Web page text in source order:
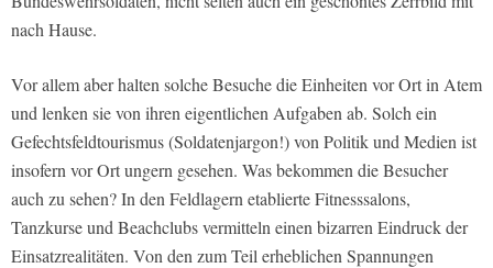
nach Hause.
Vor allem aber halten solche Besuche die Einheiten vor Ort in Atem
und lenken sie von ihren eigentlichen Aufgaben ab. Solch ein
Gefechtsfeldtourismus (Soldatenjargon!) von Politik und Medien ist
insofern vor Ort ungern gesehen. Was bekommen die Besucher
auch zu sehen? In den Feldlagern etablierte Fitnesssalons,
Tanzkurse und Beachclubs vermitteln einen bizarren Eindruck der
Einsatzrealitäten. Von den zum Teil erheblichen Spannungen